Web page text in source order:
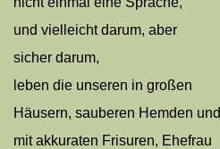
und vielleicht darum, aber
sicher darum,
leben die unseren in großen
Häusern, sauberen Hemden und
mit akkuraten Frisuren, Ehefrau